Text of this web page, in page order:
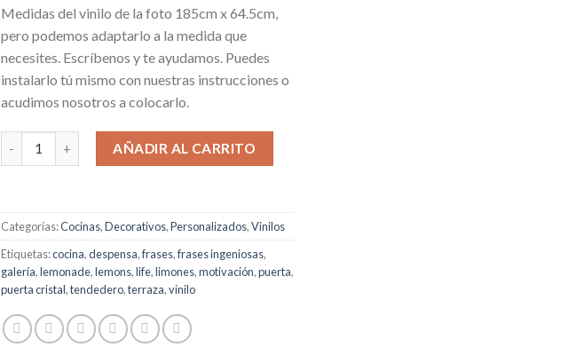
Medidas del vinilo de la foto 185cm x 64.5cm,
pero podemos adaptarlo a la medida que
necesites. Escríbenos y te ayudamos. Puedes
instalarlo tú mismo con nuestras instrucciones o
acudimos nosotros a colocarlo.
AÑADIR AL CARRITO
Categorías:Cocinas,Decorativos,Personalizados,Vinilos
Etiquetas:cocina,despensa,frases,frases ingeniosas,
galería,lemonade,lemons,life,limones,motivación,puerta,
puerta cristal,tendedero,terraza,vinilo